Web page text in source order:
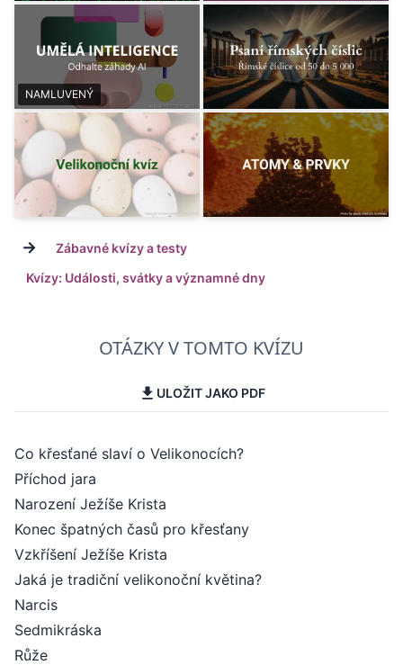
NAMLUVENÝ
→
Zábavné kvízy a testy
Kvízy: Události, svátky a významné dny
OTÁZKY V TOMTO KVÍZU
ULOŽIT JAKO PDF
Co křesťané slaví o Velikonocích?
Příchod jara
Narození Ježíše Krista
Konec špatných časů pro křesťany
Vzkříšení Ježíše Krista
Jaká je tradiční velikonoční květina?
Narcis
Sedmikráska
Růže